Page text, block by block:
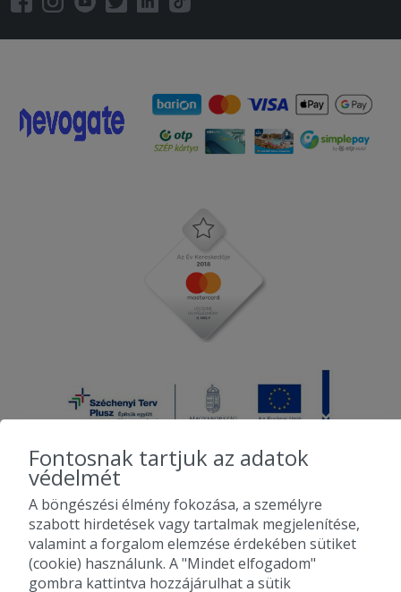
2010-2026 Copyright - Falatozz.hu - Diston-line Kft.
Pizza, gyros, hamburger, menük kedvező áron, egy helyen az összes
étterem ajánlata.
Fontosnak tartjuk az adatok
védelmét
A böngészési élmény fokozása, a személyre
szabott hirdetések vagy tartalmak megjelenítése,
valamint a forgalom elemzése érdekében sütiket
(cookie) használunk. A "Mindet elfogadom"
gombra kattintva hozzájárulhat a sütik